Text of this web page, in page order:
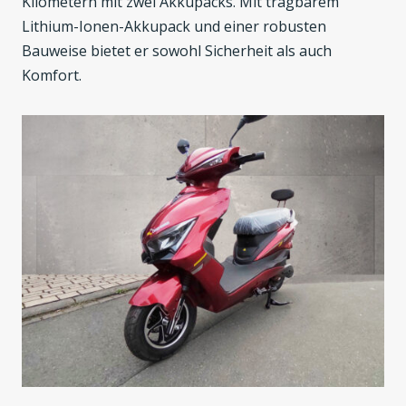
Lithium-Ionen-Akkupack und einer robusten
Bauweise bietet er sowohl Sicherheit als auch
Komfort.